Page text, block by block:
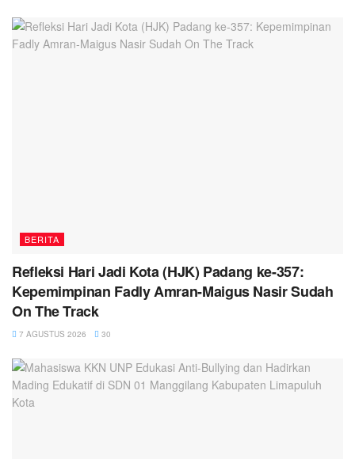
BERITA
Refleksi Hari Jadi Kota (HJK) Padang ke-357:
Kepemimpinan Fadly Amran-Maigus Nasir Sudah
On The Track
7 AGUSTUS 2026 30